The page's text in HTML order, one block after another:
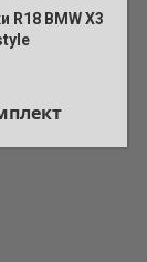
R18 BMW Х3